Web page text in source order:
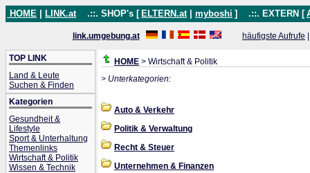
HOME LINK.at .::. SHOP's [ ELTERN.at myboshi ] .::. EXTERN [
link.umgebung.at häufigste Aufrufe
TOP LINK
Land & Leute
Suchen & Finden
Kategorien
Gesundheit &
Lifestyle
Sport & Unterhaltung
Themenlinks
Wirtschaft & Politik
Wissen & Technik
HOME > Wirtschaft & Politik
> Unterkategorien:
Auto & Verkehr
Politik & Verwaltung
Recht & Steuer
Unternehmen & Finanzen